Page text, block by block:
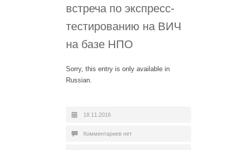
встреча по экспресс-
тестированию на ВИЧ
на базе НПО
Sorry, this entry is only available in
Russian.
18.11.2016
Комментариев нет